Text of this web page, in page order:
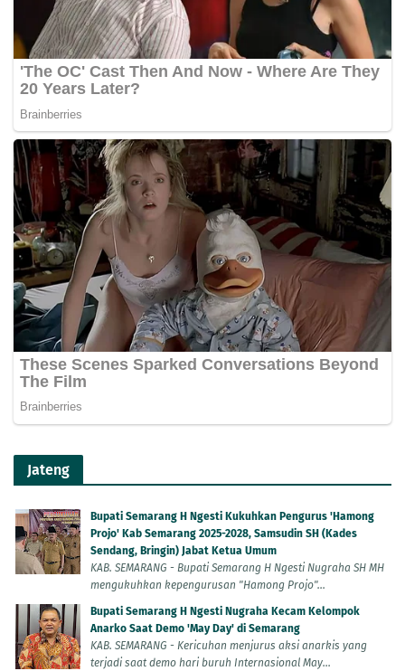
Jateng
Bupati Semarang H Ngesti Kukuhkan Pengurus 'Hamong
Projo' Kab Semarang 2025-2028, Samsudin SH (Kades
Sendang, Bringin) Jabat Ketua Umum
KAB. SEMARANG - Bupati Semarang H Ngesti Nugraha SH MH
mengukuhkan kepengurusan "Hamong Projo"...
Bupati Semarang H Ngesti Nugraha Kecam Kelompok
Anarko Saat Demo 'May Day' di Semarang
KAB. SEMARANG - Kericuhan menjurus aksi anarkis yang
terjadi saat demo hari buruh Internasional May...